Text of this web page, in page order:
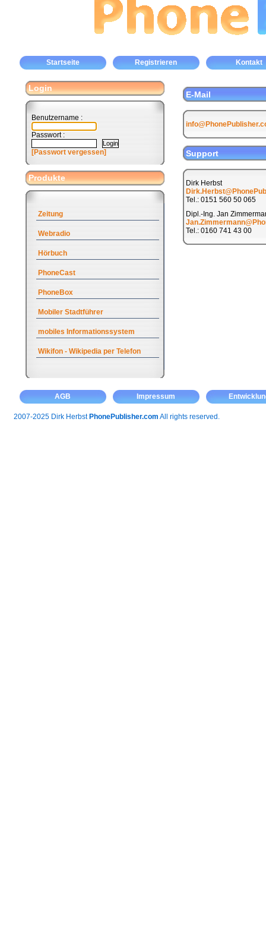
Startseite Registrieren Kontakt
Login
Benutzername :
Passwort :
[Passwort vergessen]
Produkte
Zeitung
Webradio
Hörbuch
PhoneCast
PhoneBox
Mobiler Stadtführer
mobiles Informationssystem
Wikifon - Wikipedia per Telefon
E-Mail
Support
Dirk Herbst
Tel.: 0151 560 50 065
Dipl.-Ing. Jan
Tel.: 0160 741 43 00
AGB Impressum
2007-2025 Dirk Herbst PhonePublisher.com All rights reserved.